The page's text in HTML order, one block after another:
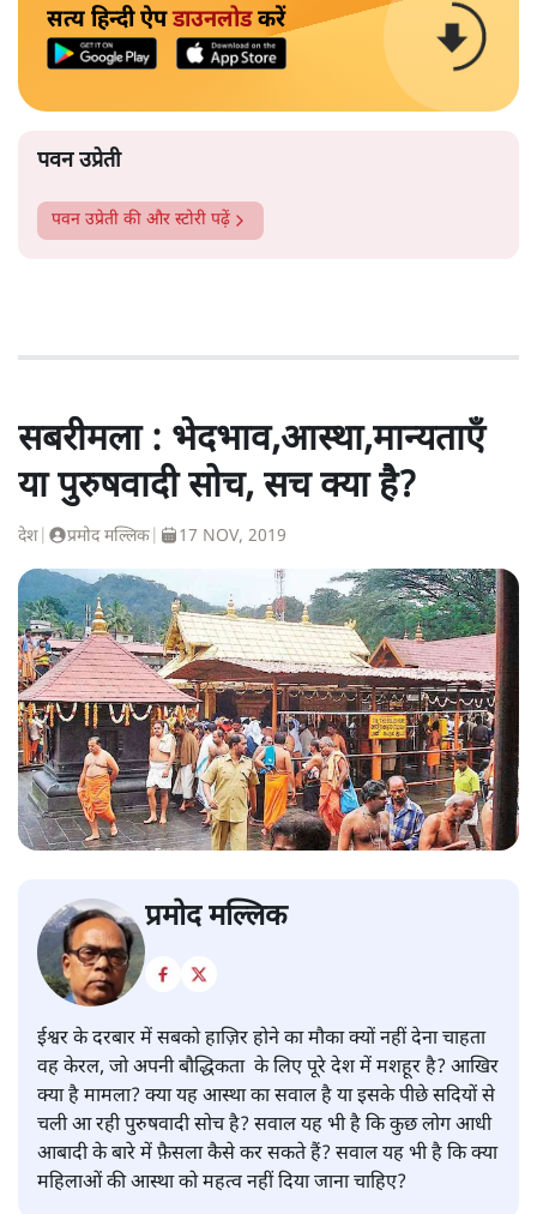
सत्य हिन्दी ऐपडाउनलोडकरें
पवन उप्रेती
पवन उप्रेती की और स्टोरी पढ़ें
सबरीमला : भेदभाव,आस्था,मान्यताएँ
या पुरुषवादी सोच, सच क्या है?
देश प्रमोद मल्लिक 17 NOV, 2019
प्रमोद मल्लिक
ईश्वर के दरबार में सबको हाज़िर होने का मौका क्यों नहीं देना चाहता
वह केरल, जो अपनी बौद्धिकता के लिए पूरे देश में मशहूर है? आखिर
क्या है मामला? क्या यह आस्था का सवाल है या इसके पीछे सदियों से
चली आ रही पुरुषवादी सोच है? सवाल यह भी है कि कुछ लोग आधी
आबादी के बारे में फ़ैसला कैसे कर सकते हैं? सवाल यह भी है कि क्या
महिलाओं की आस्था को महत्व नहीं दिया जाना चाहिए?